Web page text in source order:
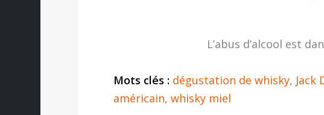
L’abus d’alcool est
Mots clés : dégustation de whisky, Jack
américain, whisky miel